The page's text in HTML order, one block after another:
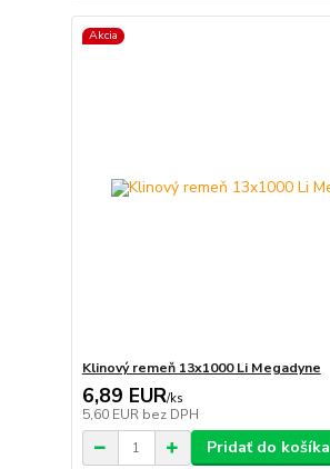
Akcia
Klinový remeň 13x1000 Li Megadyne
6,89 EUR/ks
5,60 EUR bez DPH
Pridať do košíka